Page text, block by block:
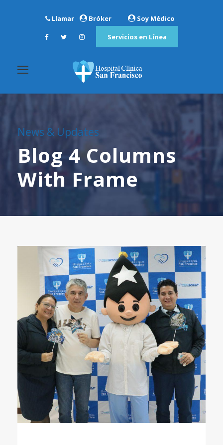
Llamar Bróker Soy Médico
Servicios en Línea
News & Updates
Blog 4 Columns
With Frame